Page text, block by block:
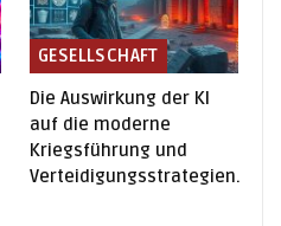
GESELLSCHAFT
Die Auswirkung der KI
auf die moderne
Kriegsführung und
Verteidigungsstrategien.